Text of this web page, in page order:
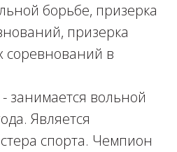
борьбе, призерка
призерка
соревнований в
- занимается вольной
Является
спорта. Чемпион